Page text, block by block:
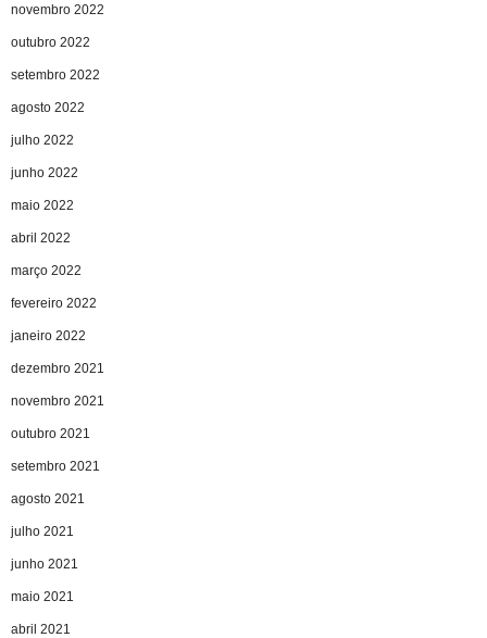
novembro 2022
outubro 2022
setembro 2022
agosto 2022
julho 2022
junho 2022
maio 2022
abril 2022
março 2022
fevereiro 2022
janeiro 2022
dezembro 2021
novembro 2021
outubro 2021
setembro 2021
agosto 2021
julho 2021
junho 2021
maio 2021
abril 2021